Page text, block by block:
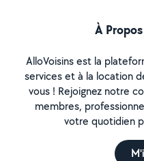
À
AlloVoisins est la
services et à la location
vous ! Rejoignez notre
membres,
votre quotidien